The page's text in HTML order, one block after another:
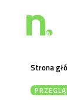
Strona